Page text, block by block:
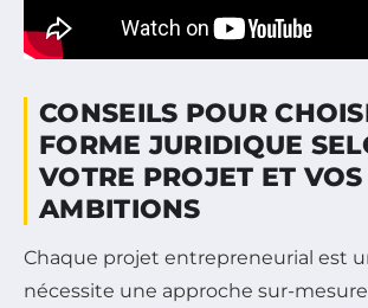
CONSEILS POUR
FORME JURIDIQUE
VOTRE PROJET ET VOS
AMBITIONS
Chaque projet entrepreneurial est
nécessite une approche sur-